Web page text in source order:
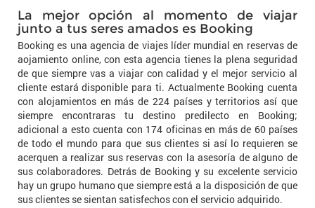
La mejor opción al momento de viajar
junto a tus seres amados es Booking
Booking es una agencia de viajes líder mundial en reservas de
aojamiento online, con esta agencia tienes la plena seguridad
de que siempre vas a viajar con calidad y el mejor servicio al
cliente estará disponible para ti. Actualmente Booking cuenta
con alojamientos en más de 224 países y territorios así que
siempre encontraras tu destino predilecto en Booking;
adicional a esto cuenta con 174 oficinas en más de 60 países
de todo el mundo para que sus clientes si así lo requieren se
acerquen a realizar sus reservas con la asesoría de alguno de
sus colaboradores. Detrás de Booking y su excelente servicio
hay un grupo humano que siempre está a la disposición de que
sus clientes se sientan satisfechos con el servicio adquirido.